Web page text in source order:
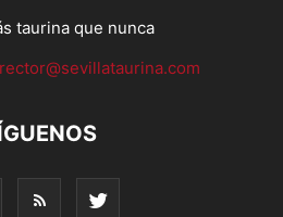
taurina que nunca